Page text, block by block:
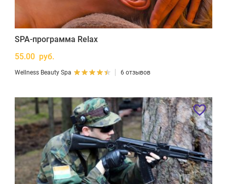
SPA-программа Relax
55.00 руб.
Wellness Beauty Spa 6 отзывов